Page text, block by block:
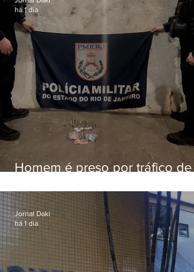
Homem é preso por tráfico de
há 1 dia
Jornal Daki
há 1 dia